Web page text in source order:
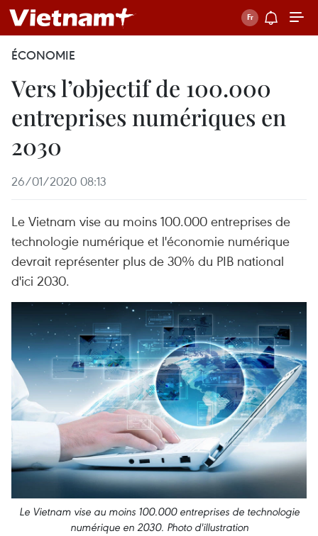
ÉCONOMIE
Vers l’objectif de 100.000
entreprises numériques en
2030
26/01/2020 08:13
Le Vietnam vise au moins 100.000 entreprises de
technologie numérique et l'économie numérique
devrait représenter plus de 30% du PIB national
d'ici 2030.
Le Vietnam vise au moins 100.000 entreprises de technologie
numérique en 2030. Photo d'illustration